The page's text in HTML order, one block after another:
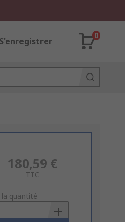
0
180,59 €
TTC
quantité